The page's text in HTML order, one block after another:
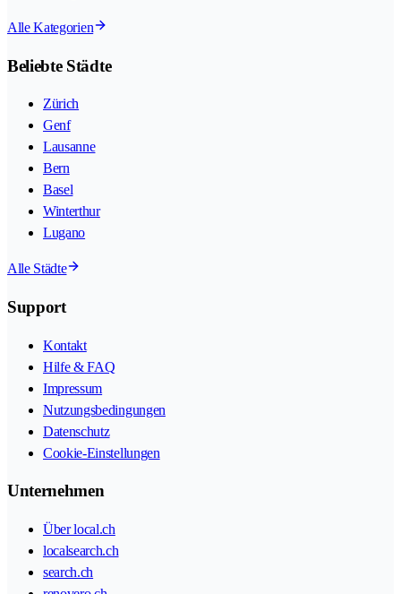
Alle Kategorien
Beliebte Städte
Zürich
Genf
Lausanne
Bern
Basel
Winterthur
Lugano
Alle Städte
Support
Kontakt
Hilfe & FAQ
Impressum
Nutzungsbedingungen
Datenschutz
Cookie-Einstellungen
Unternehmen
Über local.ch
localsearch.ch
search.ch